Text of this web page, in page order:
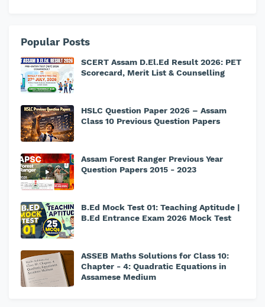
Popular Posts
SCERT Assam D.El.Ed Result 2026: PET
Scorecard, Merit List & Counselling
HSLC Question Paper 2026 – Assam
Class 10 Previous Question Papers
Assam Forest Ranger Previous Year
Question Papers 2015 - 2023
B.Ed Mock Test 01: Teaching Aptitude |
B.Ed Entrance Exam 2026 Mock Test
ASSEB Maths Solutions for Class 10:
Chapter - 4: Quadratic Equations in
Assamese Medium